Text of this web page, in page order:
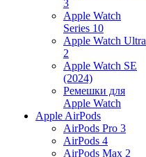
3
Apple Watch
Series 10
Apple Watch Ultra
2
Apple Watch SE
(2024)
Ремешки для
Apple Watch
Apple AirPods
AirPods Pro 3
AirPods 4
AirPods Max 2